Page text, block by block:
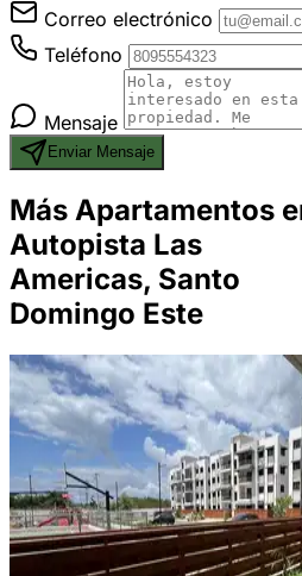
Correo electrónico
Teléfono
Mensaje
Enviar Mensaje
Más Apartamentos
Autopista Las
Americas, Santo
Domingo Este